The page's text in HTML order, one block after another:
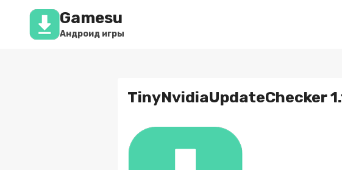
Перейти
содержимому
Gamesu
Андроид игры
TinyNvidiaUpdateChecker